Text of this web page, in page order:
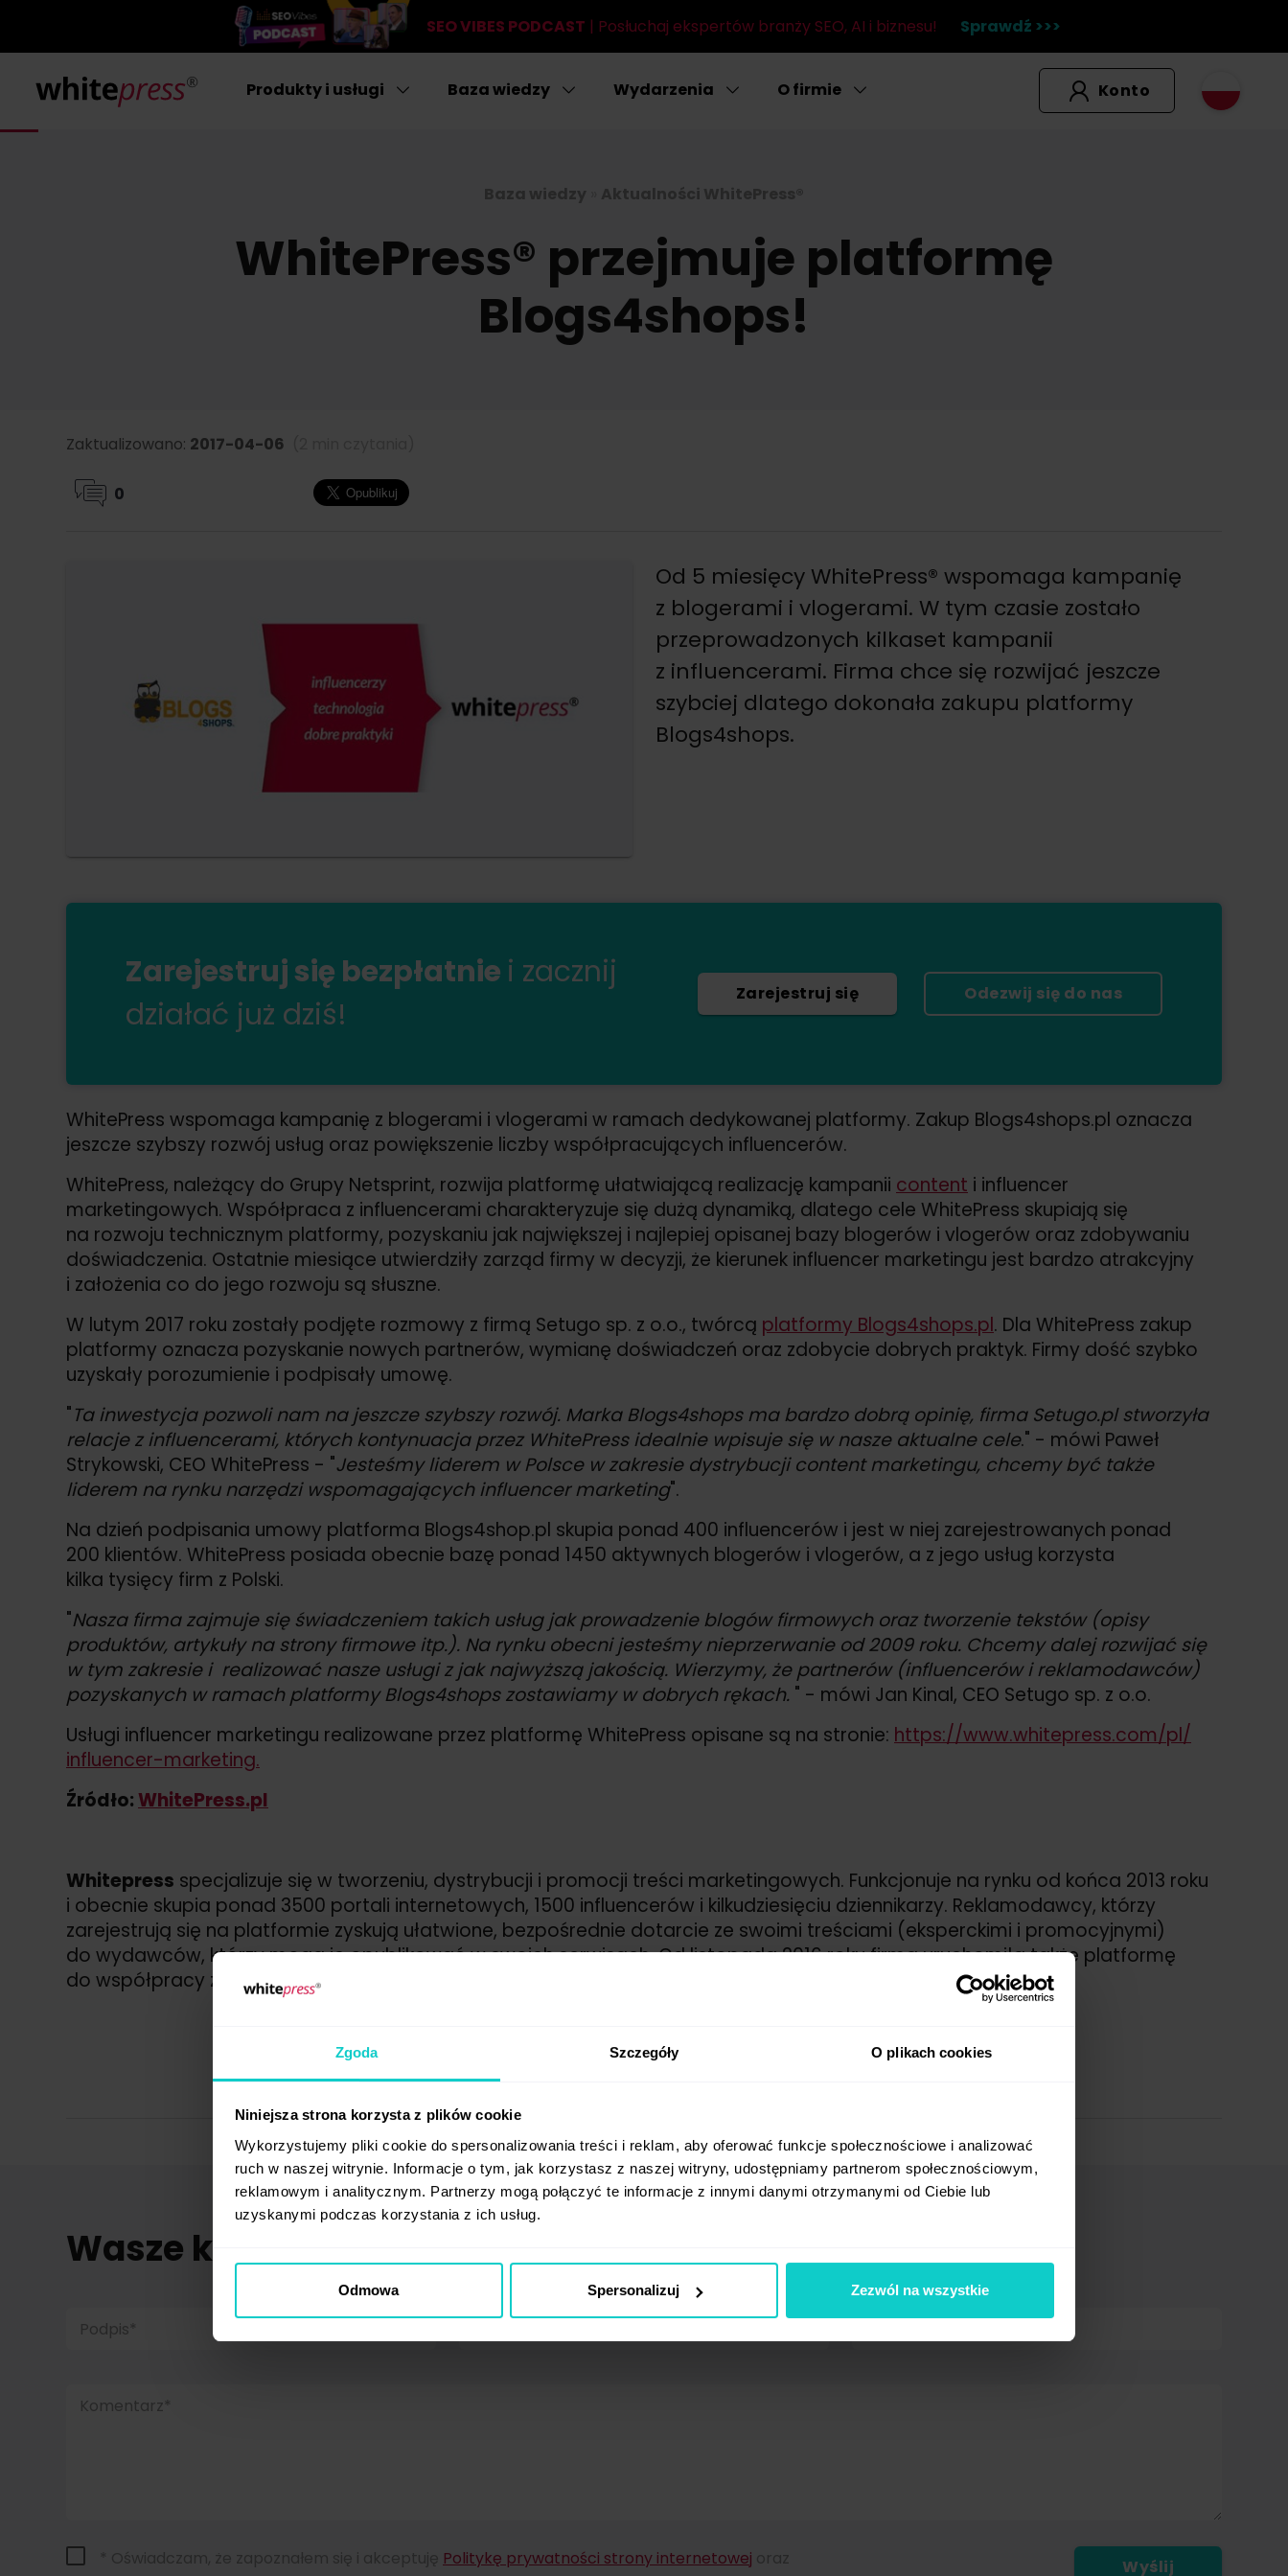
Zgoda Szczegóły O plikach cookies
Niniejsza strona korzysta z plików cookie
Wykorzystujemy pliki cookie do spersonalizowania treści i reklam, aby oferować funkcje społecznościowe i analizować
ruch w naszej witrynie. Informacje o tym, jak korzystasz z naszej witryny, udostępniamy partnerom społecznościowym,
reklamowym i analitycznym. Partnerzy mogą połączyć te informacje z innymi danymi otrzymanymi od Ciebie lub
uzyskanymi podczas korzystania z ich usług.
Odmowa Spersonalizuj Zezwól na wszystkie
SEO VIBES PODCAST | Posłuchaj ekspertów branży SEO, AI i biznesu! Sprawdź >>>
Produkty i usługi Baza wiedzy Wydarzenia O firmie Konto
Baza wiedzy Aktualności WhitePress®
WhitePress® przejmuje platformę
Blogs4shops!
Zaktualizowano: 2017-04-06
0
Od 5 miesięcy WhitePress® wspomaga kampanię
z blogerami i vlogerami. W tym czasie zostało
przeprowadzonych kilkaset kampanii
z influencerami. Firma chce się rozwijać jeszcze
szybciej dlatego dokonała zakupu platformy
Blogs4shops.
Zarejestruj się bezpłatnie i zacznij
działać już dziś!
Zarejestruj się Odezwij się do nas
WhitePress wspomaga kampanię z blogerami i vlogerami w ramach dedykowanej platformy. Zakup Blogs4shops.pl oznacza
jeszcze szybszy rozwój usług oraz powiększenie liczby współpracujących influencerów.
WhitePress, należący do Grupy Netsprint, rozwija platformę ułatwiającą realizację kampanii content i influencer
marketingowych. Współpraca z influencerami charakteryzuje się dużą dynamiką, dlatego cele WhitePress skupiają się
na rozwoju technicznym platformy, pozyskaniu jak największej i najlepiej opisanej bazy blogerów i vlogerów oraz zdobywaniu
doświadczenia. Ostatnie miesiące utwierdziły zarząd firmy w decyzji, że kierunek influencer marketingu jest bardzo atrakcyjny
i założenia co do jego rozwoju są słuszne.
W lutym 2017 roku zostały podjęte rozmowy z firmą Setugo sp. z o.o., twórcą platformy Blogs4shops.pl. Dla WhitePress zakup
platformy oznacza pozyskanie nowych partnerów, wymianę doświadczeń oraz zdobycie dobrych praktyk. Firmy dość szybko
uzyskały porozumienie i podpisały umowę.
"Ta inwestycja pozwoli nam na jeszcze szybszy rozwój. Marka Blogs4shops ma bardzo dobrą opinię, firma Setugo.pl stworzyła
relacje z influencerami, których kontynuacja przez WhitePressidealnie wpisuje się w nasze aktualne cele." - mówi Paweł
Strykowski, CEO WhitePress - "Jesteśmy liderem w Polsce w zakresie dystrybucji content marketingu, chcemy być także
liderem na rynku narzędzi wspomagających influencer marketing".
Na dzień podpisania umowy platforma Blogs4shop.pl skupia ponad 400 influencerów i jest w niej zarejestrowanych ponad
200 klientów. WhitePress posiada obecnie bazę ponad 1450 aktywnych blogerów i vlogerów, a z jego usług korzysta
kilka tysięcy firm z Polski.
"Nasza firma zajmuje się świadczeniem takich usług jak prowadzenie blogów firmowych oraz tworzenie tekstów (opisy
produktów, artykuły na strony firmowe itp.). Na rynku obecni jesteśmy nieprzerwanie od 2009 roku. Chcemy dalej rozwijać się
w tym zakresie i realizować nasze usługi z jak najwyższą jakością. Wierzymy, że partnerów (influencerów i reklamodawców)
pozyskanych w ramach platformy Blogs4shops zostawiamy w dobrych rękach. " - mówi Jan Kinal, CEO Setugo sp. z o.o.
Usługi influencer marketingu realizowane przez platformę WhitePress opisane są na stronie: https://www.whitepress.com/pl/
influencer-marketing.
Źródło:WhitePress.pl
Whitepress specjalizuje się w tworzeniu, dystrybucji i promocji treści marketingowych. Funkcjonuje na rynku od końca 2013 roku
i obecnie skupia ponad 3500 portali internetowych, 1500 influencerów i kilkudziesięciu dziennikarzy. Reklamodawcy, którzy
zarejestrują się na platformie zyskują ułatwione, bezpośrednie dotarcie ze swoimi treściami (eksperckimi i promocyjnymi)
do wydawców, którzy mogą je opublikować w swoich serwisach. Od listopada 2016 roku firma uruchomiła także platformę
do współpracy z influencerami. WhitePress należy do Grupy Netsprint.
Wasze komentarze (0)
Podpis*
Komentarz*
* Oświadczam, że zapoznałem się i akceptuję Politykę prywatności strony internetowej oraz
Wyślij